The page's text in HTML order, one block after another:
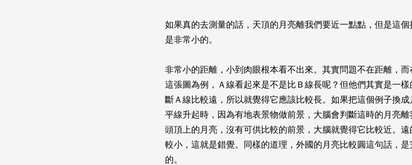
如果真的去測量的話，天頂的月亮離我們要近一點點，但是這
是非常小的。
非常小的距離，小到肉眼根本看不出來。其實問題不在距離，
這張圖為例，Ａ線看起來是不是比Ｂ線長呢？但他們其實是一樣
斷Ａ線比較遠，所以就覺得它應該比較長。如果把這個例子換
平線升起時，因為有地表景物做前景，大腦會判斷這時的月亮
頭頂上的月亮，沒有可供比較的前景，大腦就覺得它比較近。
較小，這就是錯覺。同樣的道理，外國的月亮比較圓這句話，
的。